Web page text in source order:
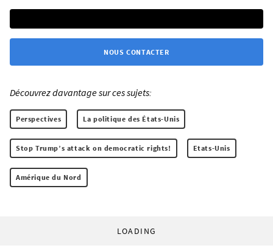
NOUS CONTACTER
Découvrez davantage sur ces sujets:
Perspectives La politique des États-Unis
Stop Trump’s attack on democratic rights! Etats-Unis
Amérique du Nord
LOADING